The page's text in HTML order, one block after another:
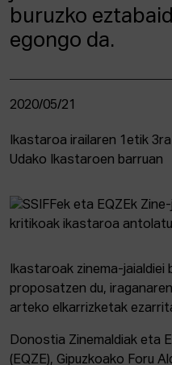
buruzko
egongo da.
2020/05/21
Ikastaroa irailaren 1etik
Udako Ikastaroen barruan
Ikastaroak zinema-
proposatzen du,
arteko elkarrizketak
Donostia Zinemaldiak eta
(EQZE), Gipuzkoako Foru